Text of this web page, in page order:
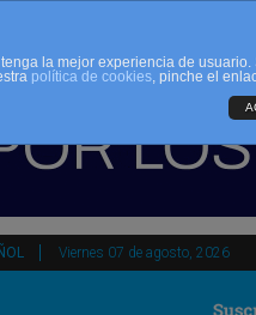
Viernes 07 de agosto, 2026
la mejor experiencia de
política de cookies, pinche el